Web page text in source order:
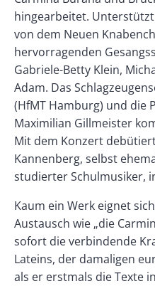
hingearbeitet.
von dem Neuen
hervorragenden
Gabriele-Betty Klein,
Adam. Das
(HfMT Hamburg) und die
Maximilian Gillmeister
Mit dem Konzert
Kannenberg, selbst
studierter Schulmusiker,
Kaum ein Werk eignet
Austausch wie „die
sofort die verbindende
Lateins, der damaligen
als er erstmals die Texte